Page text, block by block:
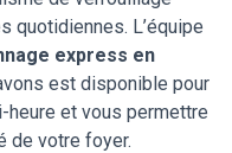
quotidiennes. L’équipe
express en
est disponible pour
heure et vous permettre
de votre foyer.